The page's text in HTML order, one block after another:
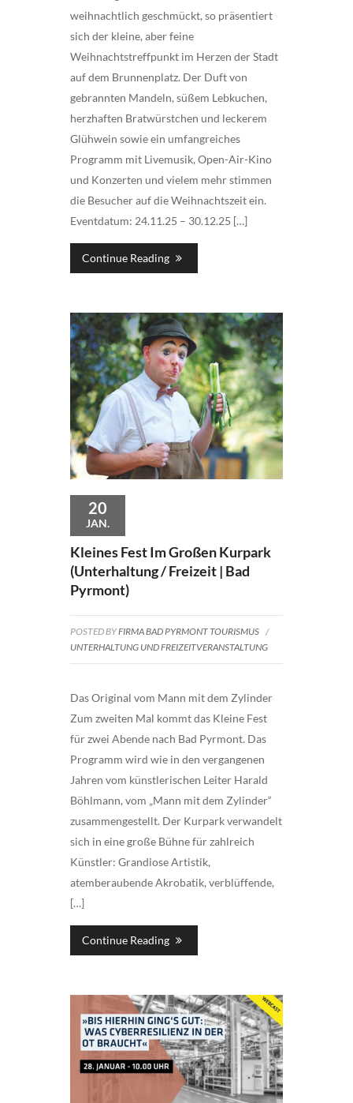
weihnachtlich geschmückt, so präsentiert
sich der kleine, aber feine
Weihnachtstreffpunkt im Herzen der Stadt
auf dem Brunnenplatz. Der Duft von
gebrannten Mandeln, süßem Lebkuchen,
herzhaften Bratwürstchen und leckerem
Glühwein sowie ein umfangreiches
Programm mit Livemusik, Open-Air-Kino
und Konzerten und vielem mehr stimmen
die Besucher auf die Weihnachtszeit ein.
Eventdatum: 24.11.25 – 30.12.25 […]
Continue Reading
20
JAN.
Kleines Fest Im Großen Kurpark
(Unterhaltung / Freizeit | Bad
Pyrmont)
POSTED BYFIRMA BAD PYRMONT TOURISMUS /
UNTERHALTUNG UND FREIZEITVERANSTALTUNG
Das Original vom Mann mit dem Zylinder
Zum zweiten Mal kommt das Kleine Fest
für zwei Abende nach Bad Pyrmont. Das
Programm wird wie in den vergangenen
Jahren vom künstlerischen Leiter Harald
Böhlmann, vom „Mann mit dem Zylinder“
zusammengestellt. Der Kurpark verwandelt
sich in eine große Bühne für zahlreich
Künstler: Grandiose Artistik,
atemberaubende Akrobatik, verblüffende,
[…]
Continue Reading